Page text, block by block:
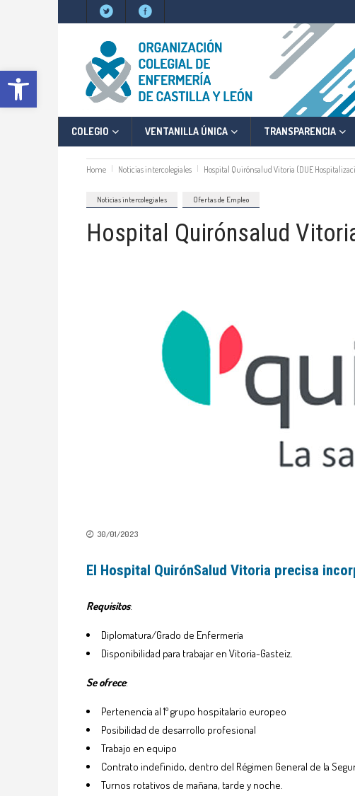
Abrir barra de herramientas
COLEGIO VENTANILLA ÚNICA TRANSPARENCIA
Home Noticias intercolegiales Hospital Quirónsalud Vitoria (DUE
Noticias intercolegiales Ofertas de Empleo
Hospital Quirónsalud
30/01/2023
El Hospital QuirónSalud Vitoria precisa
Requisitos:
Diplomatura/Grado de Enfermería
Disponibilidad para trabajar en Vitoria-Gasteiz.
Se ofrece:
Pertenencia al 1º grupo hospitalario europeo
Posibilidad de desarrollo profesional
Trabajo en equipo
Contrato indefinido, dentro del Régimen General de la
Turnos rotativos de mañana, tarde y noche.